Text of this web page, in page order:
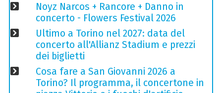
Noyz Narcos + Rancore + Danno in
concerto - Flowers Festival 2026
Ultimo a Torino nel 2027: data del
concerto all'Allianz Stadium e prezzi
dei biglietti
Cosa fare a San Giovanni 2026 a
Torino? Il programma, il concertone in